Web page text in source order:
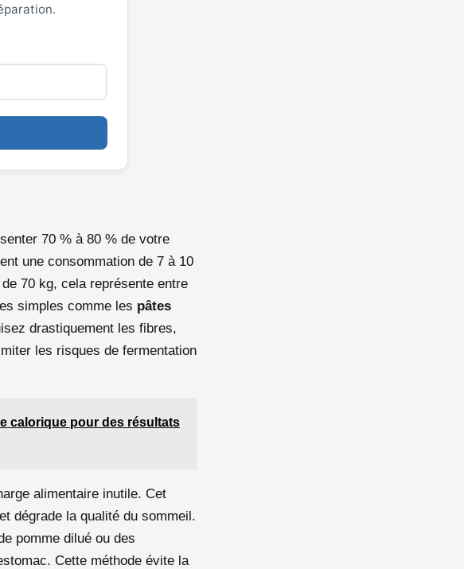
70 % à 80 % de votre
une consommation de 7 à 10
70 kg, cela représente entre
simples comme les pâtes
drastiquement les fibres,
les risques de fermentation
calorique pour des résultats
alimentaire inutile. Cet
dégrade la qualité du sommeil.
pomme dilué ou des
Cette méthode évite la